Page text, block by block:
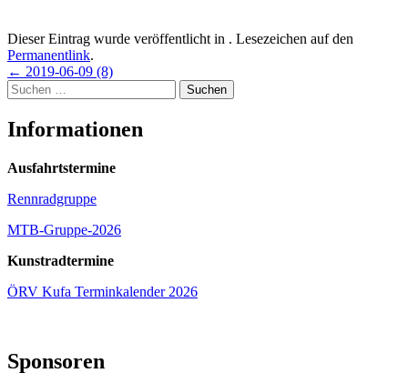
Dieser Eintrag wurde veröffentlicht in . Lesezeichen auf den
Permanentlink.
Beitragsnavigation
← 2019-06-09 (8)
Suchen
nach:
Informationen
Ausfahrtstermine
Rennradgruppe
MTB-Gruppe-2026
Kunstradtermine
ÖRV Kufa Terminkalender 2026
Sponsoren